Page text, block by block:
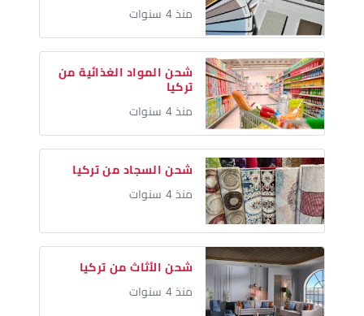
منذ 4 سنوات
شحن المواد الغذائية من
تركيا
منذ 4 سنوات
شحن السجاد من تركيا
منذ 4 سنوات
شحن الأثاث من تركيا
منذ 4 سنوات